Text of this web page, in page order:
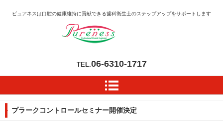
ピュアネスは口腔の健康維持に貢献できる歯科衛生士のステップアップをサポートします
TEL.06-6310-1717
プラークコントロールセミナー開催決定